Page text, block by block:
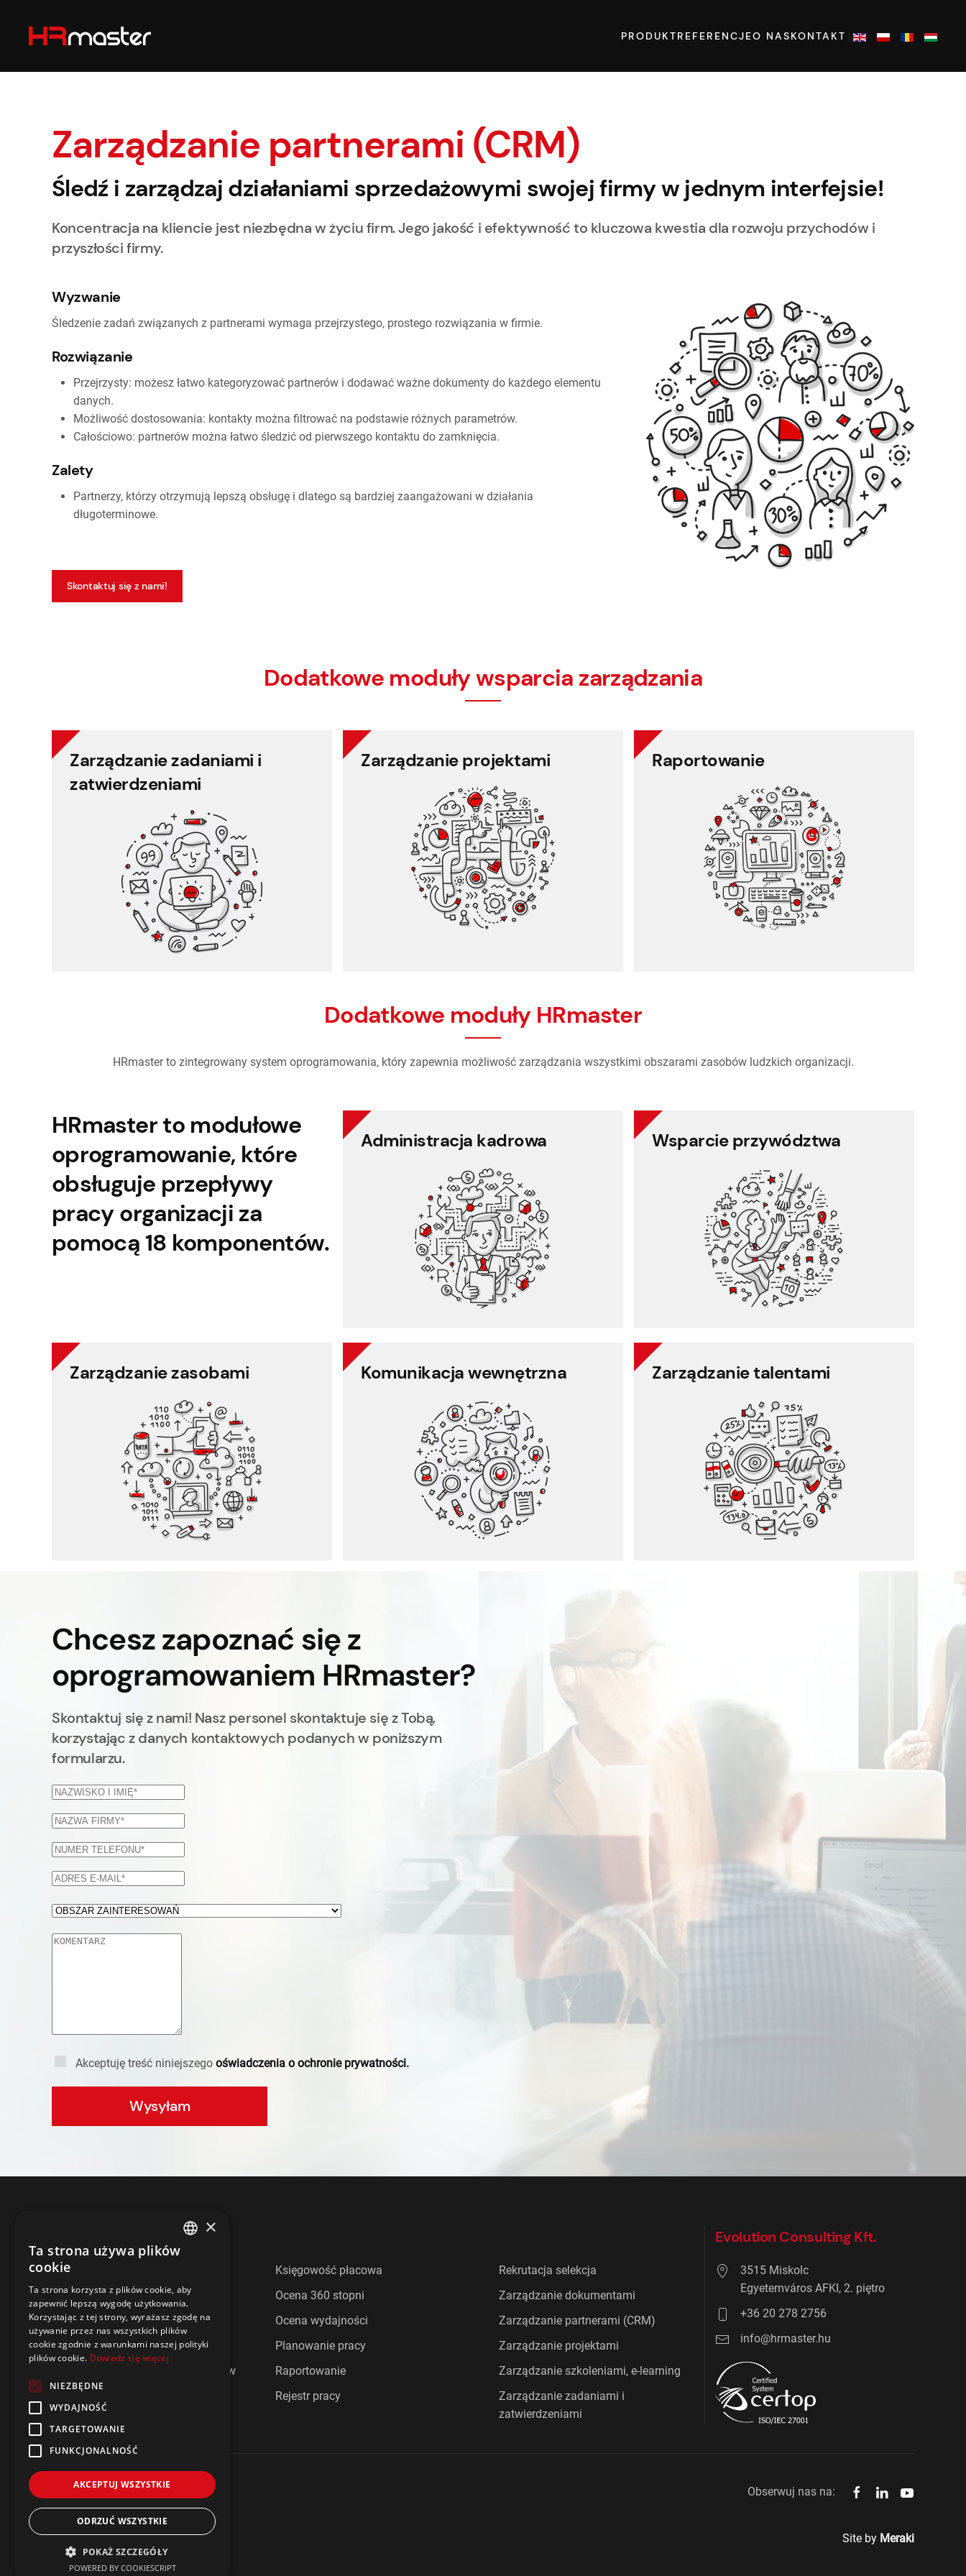
Przejdź do głównej treści PRODUKTREFERENCJEO NASKONTAKT
Zarządzanie partnerami (CRM)
Śledź i zarządzaj działaniami sprzedażowymi swojej firmy w jednym interfejsie!
Koncentracja na kliencie jest niezbędna w życiu firm. Jego jakość i efektywność to kluczowa kwestia dla rozwoju przychodów i
przyszłości firmy.
Wyzwanie
Śledzenie zadań związanych z partnerami wymaga przejrzystego, prostego rozwiązania w firmie.
Rozwiązanie
Przejrzysty: możesz łatwo kategoryzować partnerów i dodawać ważne dokumenty do każdego elementu
danych.
Możliwość dostosowania: kontakty można filtrować na podstawie różnych parametrów.
Całościowo: partnerów można łatwo śledzić od pierwszego kontaktu do zamknięcia.
Zalety
Partnerzy, którzy otrzymują lepszą obsługę i dlatego są bardziej zaangażowani w działania
długoterminowe.
Skontaktuj się z nami!
Dodatkowe moduły wsparcia zarządzania
Zarządzanie zadaniami i
zatwierdzeniami
Zarządzanie zadaniami i
zatwierdzeniami
Systematyczna rejestracja i kontrola zadań
pracowników.
Zarządzanie projektami
Dobrze śledzona praca nad projektem i
samoobsługowe rejestrowanie grafiku.
Raportowanie
Twórz i udostępniaj unikalne, wizualne raporty
za pomocą kilku kliknięć.
Dodatkowe moduły HRmaster
HRmaster to zintegrowany system oprogramowania, który zapewnia możliwość zarządzania wszystkimi obszarami zasobów ludzkich organizacji.
HRmaster to modułowe
oprogramowanie, które
obsługuje przepływy
pracy organizacji za
pomocą 18 komponentów.
Administracja kadrowa
Administracja kadrowa
Zarządzanie dokumentami
Zarządzanie projektami
Rejestr pracy
Księgowość płacowa
Wsparcie przywództwa
Wsparcie przywództwa
Zarządzanie zadaniami
Zarządzanie projektami
Raportowanie
Zarządzanie partnerami (CRM)
Zarządzanie zasobami
Zarządzanie zasobami
Planowanie harmonogramu
Ewidencja czasu pracy
Czas pracy i urlop
Rekrutacja selekcja
Komunikacja wewnętrzna
Komunikacja wewnętrzna
Komunikacja z pracownikami
Ankieta pracownicza
Informacje zwrotne od pracowników
Zarządzanie talentami
Zarządzanie talentami
Ocena 360 stopni
Ocena wydajności
Zarządzanie szkoleniami
Informacje zwrotne od pracowników
Chcesz zapoznać się z
oprogramowaniem HRmaster?
Skontaktuj się z nami! Nasz personel skontaktuje się z Tobą,
korzystając z danych kontaktowych podanych w poniższym
formularzu.
Akceptuję treść niniejszego oświadczenia o ochronie prywatności.
Wysyłam
Ankiety pracownicze
Cafeteria
Czas pracy i urlop
Ewidencja czasu pracy
Informacje zwrotne od pracowników
Komunikacji z pracownikami
Księgowość płacowa
Ocena 360 stopni
Ocena wydajności
Planowanie pracy
Raportowanie
Rejestr pracy
Rekrutacja selekcja
Zarządzanie dokumentami
Zarządzanie partnerami (CRM)
Zarządzanie projektami
Zarządzanie szkoleniami, e-learning
Zarządzanie zadaniami i
zatwierdzeniami
Evolution Consulting Kft.
3515 Miskolc
Egyetemváros AFKI, 2. piętro
+36 20 278 2756
info@hrmaster.hu
Obserwuj nas na:
Polityka prywatności Impressum Site by Meraki
×
Ta strona używa plików
cookie
Ta strona korzysta z plików cookie, aby
zapewnić lepszą wygodę użytkowania.
Korzystając z tej strony, wyrażasz zgodę na
używanie przez nas wszystkich plików
cookie zgodnie z warunkami naszej polityki
plików cookie. Dowiedz się więcej
NIEZBĘDNE
WYDAJNOŚĆ
TARGETOWANIE
FUNKCJONALNOŚĆ
AKCEPTUJ WSZYSTKIE
ODRZUĆ WSZYSTKIE
POKAŻ SZCZEGÓŁY
POWERED BY COOKIESCRIPT